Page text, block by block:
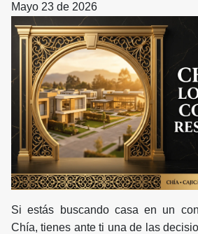
Mayo 23 de 2026
Si estás buscando casa en un
Chía, tienes ante ti una de las